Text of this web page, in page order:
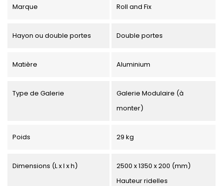
Marque Roll and Fix
Hayon ou double portes Double portes
Matière Aluminium
Type de Galerie
Galerie Modulaire (à
monter)
Poids 29 kg
Dimensions (L x l x h)
2500 x 1350 x 200 (mm)
Hauteur ridelles